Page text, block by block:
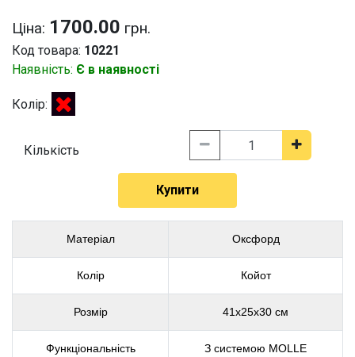
Ціна: 1700.00 грн.
Код товара: 10221
Наявність: Є в наявності
Колір:
Кількість
Купити
Матеріал Оксфорд
Колір Койот
Розмір 41х25х30 см
Функціональність З системою MOLLE